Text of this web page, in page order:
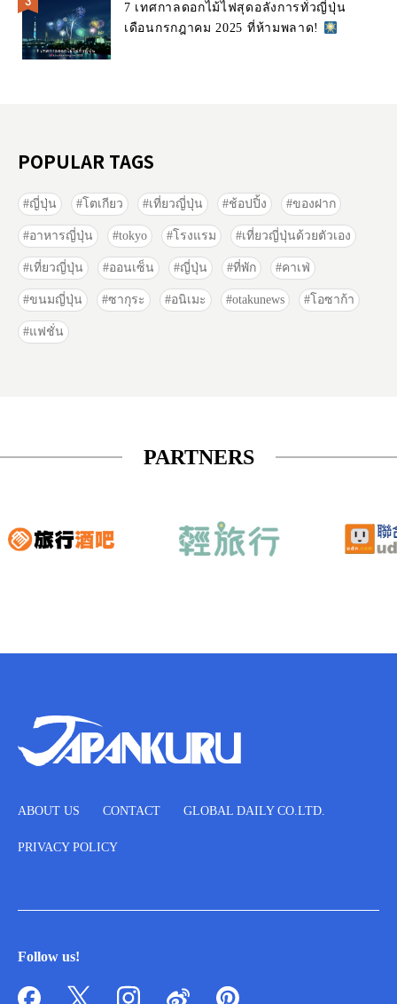
7 เทศกาลดอกไม้ไฟสุดอลังการทั่วญี่ปุ่น
เดือนกรกฎาคม 2025 ที่ห้ามพลาด!
POPULAR TAGS
ญี่ปุ่น โตเกียว เที่ยวญี่ปุ่น ช้อปปิ้ง ของฝาก
อาหารญี่ปุ่น tokyo โรงแรม เที่ยวญี่ปุ่นด้วยตัวเอง
เที่ยวญี่ปุ่น ออนเซ็น ญี่ปุ่น ที่พัก คาเฟ่
ขนมญี่ปุ่น ซากุระ อนิเมะ otakunews โอซาก้า
แฟชั่น
PARTNERS
ABOUT US CONTACT GLOBAL DAILY CO.LTD.
PRIVACY POLICY
Follow us!